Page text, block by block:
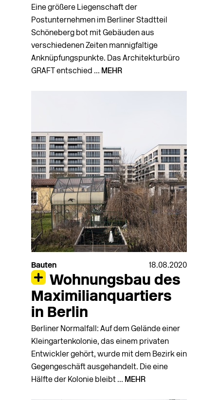
Eine größere Liegenschaft der
Postunternehmen im Berliner Stadtteil
Schöneberg bot mit Gebäuden aus
verschiedenen Zeiten mannig­faltige
Anknüpfungspunkte. Das Architekturbüro
GRAFT entschied ... MEHR
Bauten 18.08.2020
Wohnungsbau des
Maximilianquartiers
in Berlin
Berliner Normalfall: Auf dem Gelände einer
Kleingartenkolonie, das einem privaten
Entwickler gehört, wurde mit dem Bezirk ein
Gegengeschäft ausgehandelt. Die eine
Hälfte der Kolonie bleibt ... MEHR